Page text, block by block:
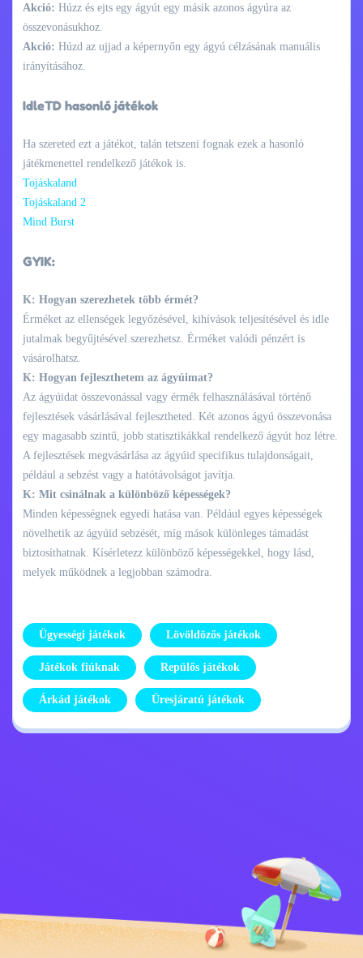
Akció: Húzz és ejts egy ágyút egy másik azonos ágyúra az
összevonásukhoz.
Akció: Húzd az ujjad a képernyőn egy ágyú célzásának manuális
irányításához.
IdleTD hasonló játékok
Ha szereted ezt a játékot, talán tetszeni fognak ezek a hasonló
játékmenettel rendelkező játékok is.
Tojáskaland
Tojáskaland 2
Mind Burst
GYIK:
K: Hogyan szerezhetek több érmét?
Érméket az ellenségek legyőzésével, kihívások teljesítésével és idle
jutalmak begyűjtésével szerezhetsz. Érméket valódi pénzért is
vásárolhatsz.
K: Hogyan fejleszthetem az ágyúimat?
Az ágyúidat összevonással vagy érmék felhasználásával történő
fejlesztések vásárlásával fejlesztheted. Két azonos ágyú összevonása
egy magasabb szintű, jobb statisztikákkal rendelkező ágyút hoz létre.
A fejlesztések megvásárlása az ágyúid specifikus tulajdonságait,
például a sebzést vagy a hatótávolságot javítja.
K: Mit csinálnak a különböző képességek?
Minden képességnek egyedi hatása van. Például egyes képességek
növelhetik az ágyúid sebzését, míg mások különleges támadást
biztosíthatnak. Kísérletezz különböző képességekkel, hogy lásd,
melyek működnek a legjobban számodra.
Ügyességi játékok Lövöldözős játékok
Játékok fiúknak Repülős játékok
Árkád játékok Üresjáratú játékok